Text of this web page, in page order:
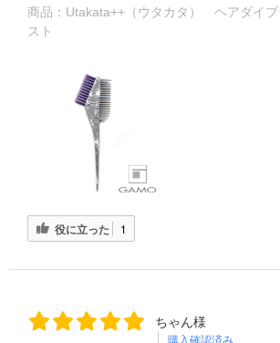
商品： Utakata++（ウタカタ） ヘアダイ
スト
役に立った 1
ちゃん様
購入確認済み